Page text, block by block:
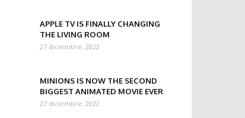
APPLE TV IS FINALLY CHANGING
THE LIVING ROOM
27 diciembre, 2022
MINIONS IS NOW THE SECOND
BIGGEST ANIMATED MOVIE EVER
27 diciembre, 2022